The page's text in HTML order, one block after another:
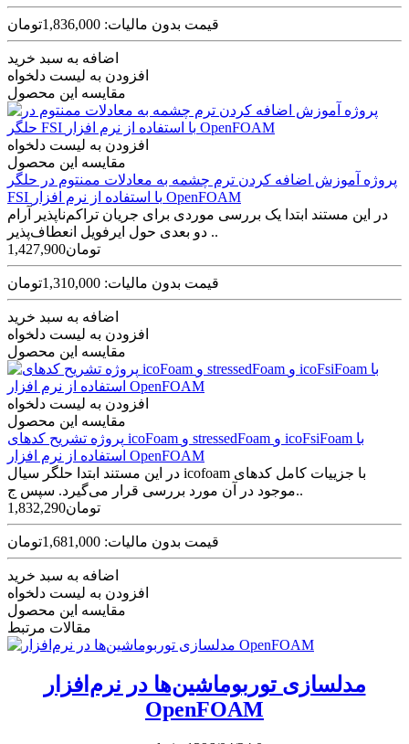
قیمت بدون مالیات: 1,836,000تومان
اضافه به سبد خرید
افزودن به لیست دلخواه
مقایسه این محصول
افزودن به لیست دلخواه
مقایسه این محصول
پروژه آموزش اضافه کردن ترم چشمه به معادلات ممنتوم در حلگر
FSI با استفاده از نرم افزار OpenFOAM
در این مستند ابتدا یک بررسی موردی برای جریان تراکم‌ناپذیر آرام
دو بعدی حول ایرفویل انعطاف‌پذیر ..
1,427,900تومان
قیمت بدون مالیات: 1,310,000تومان
اضافه به سبد خرید
افزودن به لیست دلخواه
مقایسه این محصول
افزودن به لیست دلخواه
مقایسه این محصول
پروژه تشریح کدهای icoFoam و stressedFoam و icoFsiFoam با
استفاده از نرم افزار OpenFOAM
در این مستند ابتدا حلگر سیال icofoam با جزییات کامل کدهای
موجود در آن مورد بررسی قرار می‌گیرد. سپس ج..
1,832,290تومان
قیمت بدون مالیات: 1,681,000تومان
اضافه به سبد خرید
افزودن به لیست دلخواه
مقایسه این محصول
مقالات مرتبط
مدلسازی توربوماشین‌ها در نرم‌افزار
OpenFOAM